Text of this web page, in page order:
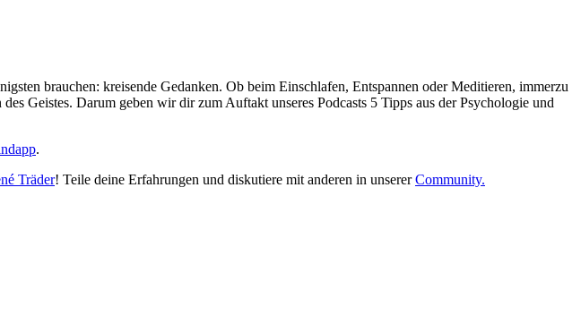
brauchen: kreisende Gedanken. Ob beim Einschlafen, Entspannen oder Meditieren, immerzu
Geistes. Darum geben wir dir zum Auftakt unseres Podcasts 5 Tipps aus der Psychologie und
.
Träder! Teile deine Erfahrungen und diskutiere mit anderen in unsererCommunity.